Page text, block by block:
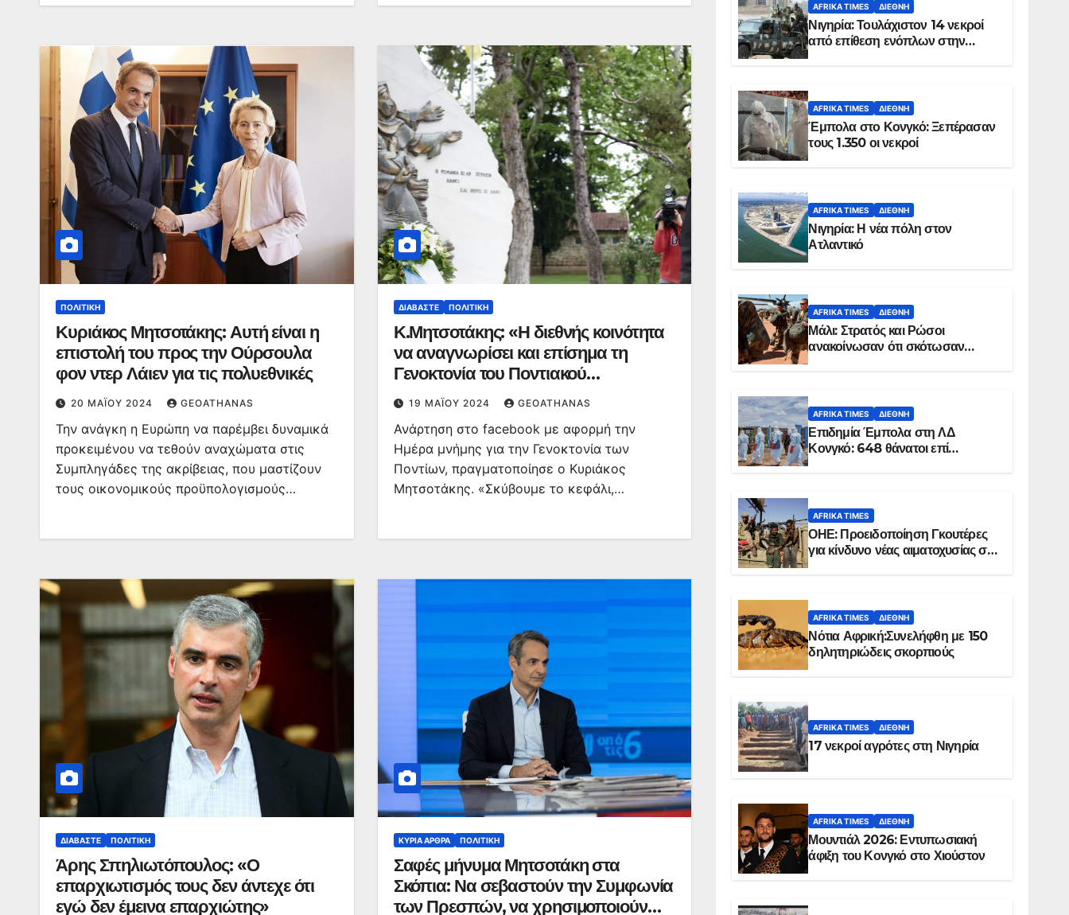
ΠΟΛΙΤΙΚΉ
Κυριάκος Μητσοτάκης: Αυτή είναι η
επιστολή του προς την Ούρσουλα
φον ντερ Λάιεν για τις πολυεθνικές
20 ΜΑΪ́ΟΥ 2024 GEOATHANAS
Την ανάγκη η Ευρώπη να παρέμβει δυναμικά
προκειμένου να τεθούν αναχώματα στις
Συμπληγάδες της ακρίβειας, που μαστίζουν
τους οικονομικούς προϋπολογισμούς…
ΔΙΑΒΆΣΤΕ ΠΟΛΙΤΙΚΉ
Κ.Μητσοτάκης: «Η διεθνής κοινότητα
να αναγνωρίσει και επίσημα τη
Γενοκτονία του Ποντιακού
Ελληνισμού»
19 ΜΑΪ́ΟΥ 2024 GEOATHANAS
Ανάρτηση στο facebook με αφορμή την
Ημέρα μνήμης για την Γενοκτονία των
Ποντίων, πραγματοποίησε ο Κυριάκος
Μητσοτάκης. «Σκύβουμε το κεφάλι,…
ΔΙΑΒΆΣΤΕ ΠΟΛΙΤΙΚΉ
Άρης Σπηλιωτόπουλος: «Ο
επαρχιωτισμός τους δεν άντεχε ότι
εγώ δεν έμεινα επαρχιώτης»
ΚΥΡΙΑ ΑΡΘΡΑ ΠΟΛΙΤΙΚΉ
Σαφές μήνυμα Μητσοτάκη στα
Σκόπια: Να σεβαστούν την Συμφωνία
των Πρεσπών, να χρησιμοποιούν
AFRIKA TIMES ΔΙΕΘΝΉ
Νιγηρία: Τουλάχιστον 14 νεκροί
από επίθεση ενόπλων στην
AFRIKA TIMES ΔΙΕΘΝΉ
Έμπολα στο Κονγκό: Ξεπέρασαν
τους 1.350 οι νεκροί
AFRIKA TIMES ΔΙΕΘΝΉ
Νιγηρία: Η νέα πόλη στον
Ατλαντικό
AFRIKA TIMES ΔΙΕΘΝΉ
Μάλι: Στρατός και Ρώσοι
ανακοίνωσαν ότι σκότωσαν
AFRIKA TIMES ΔΙΕΘΝΉ
Επιδημία Έμπολα στη ΛΔ
Κονγκό: 648 θάνατοι επί
AFRIKA TIMES
ΟΗΕ: Προειδοποίηση Γκουτέρες
για κίνδυνο νέας αιματοχυσίας στο
AFRIKA TIMES ΔΙΕΘΝΉ
Νότια Αφρική:Συνελήφθη με 150
δηλητηριώδεις σκορπιούς
AFRIKA TIMES ΔΙΕΘΝΉ
17 νεκροί αγρότες στη Νιγηρία
AFRIKA TIMES ΔΙΕΘΝΉ
Μουντιάλ 2026: Εντυπωσιακή
άφιξη του Κονγκό στο Χιούστον